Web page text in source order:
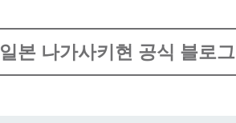
일본 나가사키현 공식 블로그